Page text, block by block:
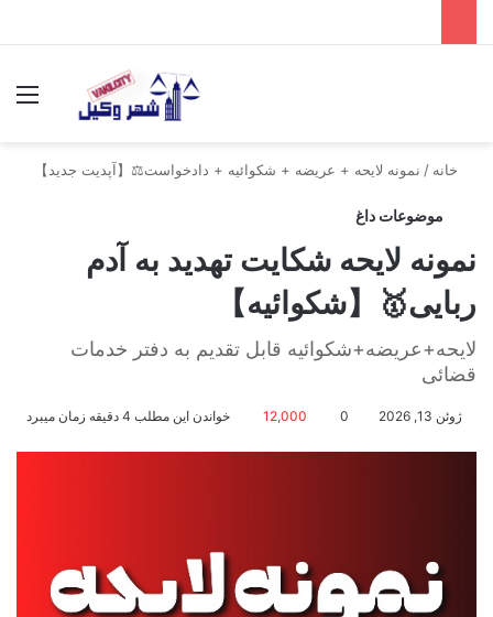
خانه / نمونه لایحه + عریضه + شکوائیه + دادخواست⚖️【آپدیت جدید】
موضوعات داغ
نمونه لایحه شکایت تهدید به آدم
ربایی🥇【شکوائیه】
لایحه+عریضه+شکوائیه قابل تقدیم به دفتر خدمات
قضائی
ژوئن 13, 2026 0
12,000 خواندن این مطلب 4 دقیقه زمان میبرد